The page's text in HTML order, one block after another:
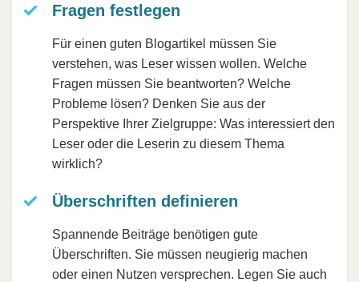
Fragen festlegen
Für einen guten Blogartikel müssen Sie
verstehen, was Leser wissen wollen. Welche
Fragen müssen Sie beantworten? Welche
Probleme lösen? Denken Sie aus der
Perspektive Ihrer Zielgruppe: Was interessiert den
Leser oder die Leserin zu diesem Thema
wirklich?
Überschriften definieren
Spannende Beiträge benötigen gute
Überschriften. Sie müssen neugierig machen
oder einen Nutzen versprechen. Legen Sie auch